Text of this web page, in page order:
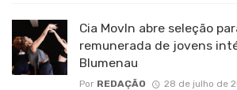
Cia MovIn abre seleção
remunerada de jovens
Blumenau
Por REDAÇÃO 28 de julho de